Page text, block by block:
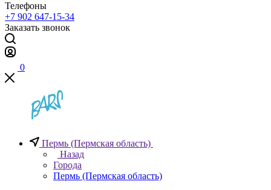
Телефоны
+7 902 647-15-34
Заказать звонок
0
Пермь (Пермская область)
Назад
Города
Пермь (Пермская область)